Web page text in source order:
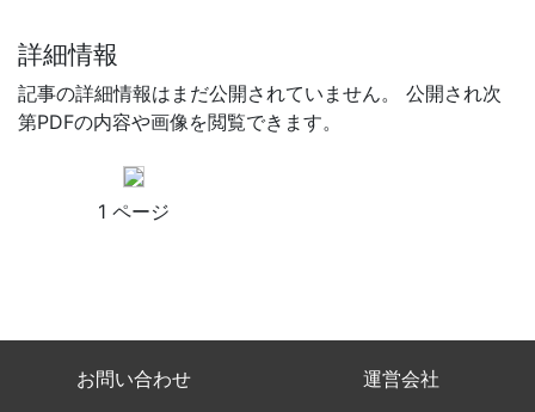
詳細情報
記事の詳細情報はまだ公開されていません。 公開され次
第PDFの内容や画像を閲覧できます。
1 ページ
お問い合わせ 運営会社